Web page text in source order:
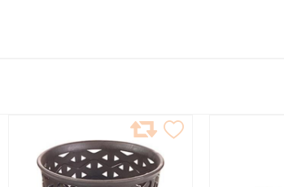
ДОБАВИТЬ
В
ИЗБРАННОЕ